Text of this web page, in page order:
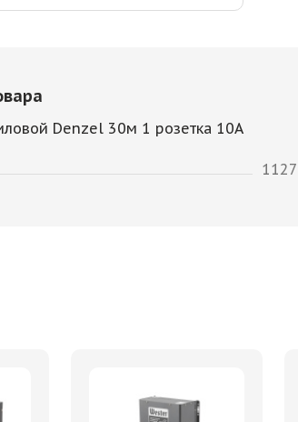
Denzel 30м 1 розетка 10А